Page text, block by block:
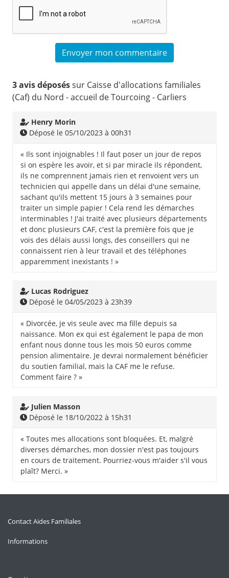
3 avis déposéssur Caisse d'allocations familiales
(Caf) du Nord - accueil de Tourcoing - Carliers
Henry Morin
Déposé le 05/10/2023 à 00h31
« Ils sont injoignables ! Il faut poser un jour de repos
si on espère les avoir, et si par miracle ils répondent,
ils ne comprennent jamais rien et renvoient vers un
technicien qui appelle dans un délai d'une semaine,
sachant qu'ils mettent 15 jours à 3 semaines pour
traiter un simple papier ! Cela rend les démarches
interminables ! J'ai traité avec plusieurs départements
et donc plusieurs CAF, c'est la première fois que je
vois des délais aussi longs, des conseillers qui ne
connaissent rien à leur travail et des téléphones
apparemment inexistants ! »
Lucas Rodriguez
Déposé le 04/05/2023 à 23h39
« Divorcée, je vis seule avec ma fille depuis sa
naissance. Mon ex qui est également le papa de mon
enfant nous donne tous les mois 50 euros comme
pension alimentaire. Je devrai normalement bénéficier
du soutien familial, mais la CAF me le refuse.
Comment faire ? »
Julien Masson
Déposé le 18/10/2022 à 15h31
« Toutes mes allocations sont bloquées. Et, malgré
diverses démarches, mon dossier n'est pas toujours
en cours de traitement. Pourriez-vous m'aider s'il vous
plaît? Merci. »
Contact Aides Familiales
Informations